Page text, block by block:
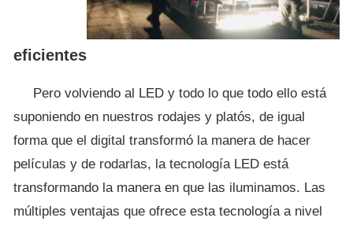
eficientes
Pero volviendo al LED y todo lo que todo ello está
suponiendo en nuestros rodajes y platós, de igual
forma que el digital transformó la manera de hacer
películas y de rodarlas, la tecnología LED está
transformando la manera en que las iluminamos. Las
múltiples ventajas que ofrece esta tecnología a nivel